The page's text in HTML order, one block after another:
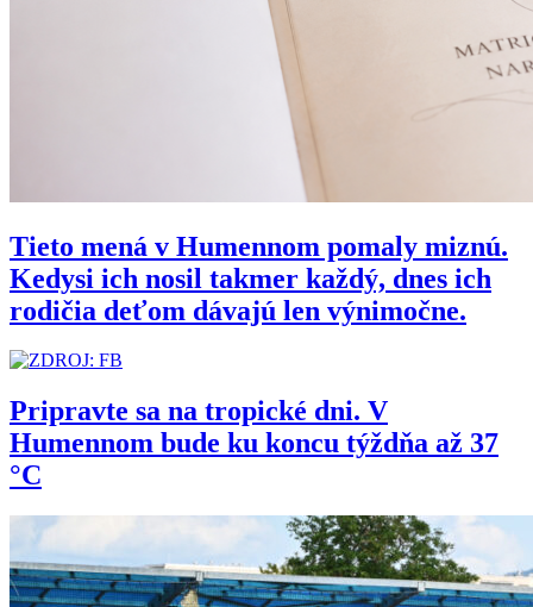
Tieto mená v Humennom pomaly miznú.
Kedysi ich nosil takmer každý, dnes ich
rodičia deťom dávajú len výnimočne.
Pripravte sa na tropické dni. V
Humennom bude ku koncu týždňa až 37
°C